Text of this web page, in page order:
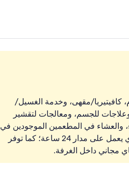
كافيتيريا/مقهى، وخدمة الغسيل/
وعلاجات للجسم، ومعالجات لتقشير
والعشاء في المطعمين الموجودين في
داخل المنشأة.تُقدم دروس يوغا ودروس تمارين البيلاتس في النادي الصحي الذي يعمل على مدار 24 ساعة؛ كما توفر